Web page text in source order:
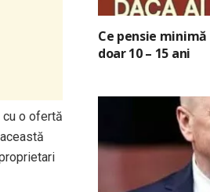
cu o ofertă
Ce pensie
doar 10 – 15 ani